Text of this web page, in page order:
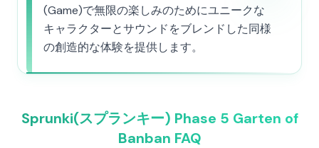
(Game)で無限の楽しみのためにユニークな
キャラクターとサウンドをブレンドした同様
の創造的な体験を提供します。
Sprunki(スプランキー) Phase 5 Garten of
Banban FAQ